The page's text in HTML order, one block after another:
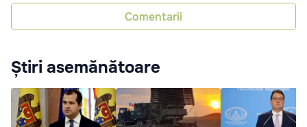
Comentarii
Știri asemănătoare